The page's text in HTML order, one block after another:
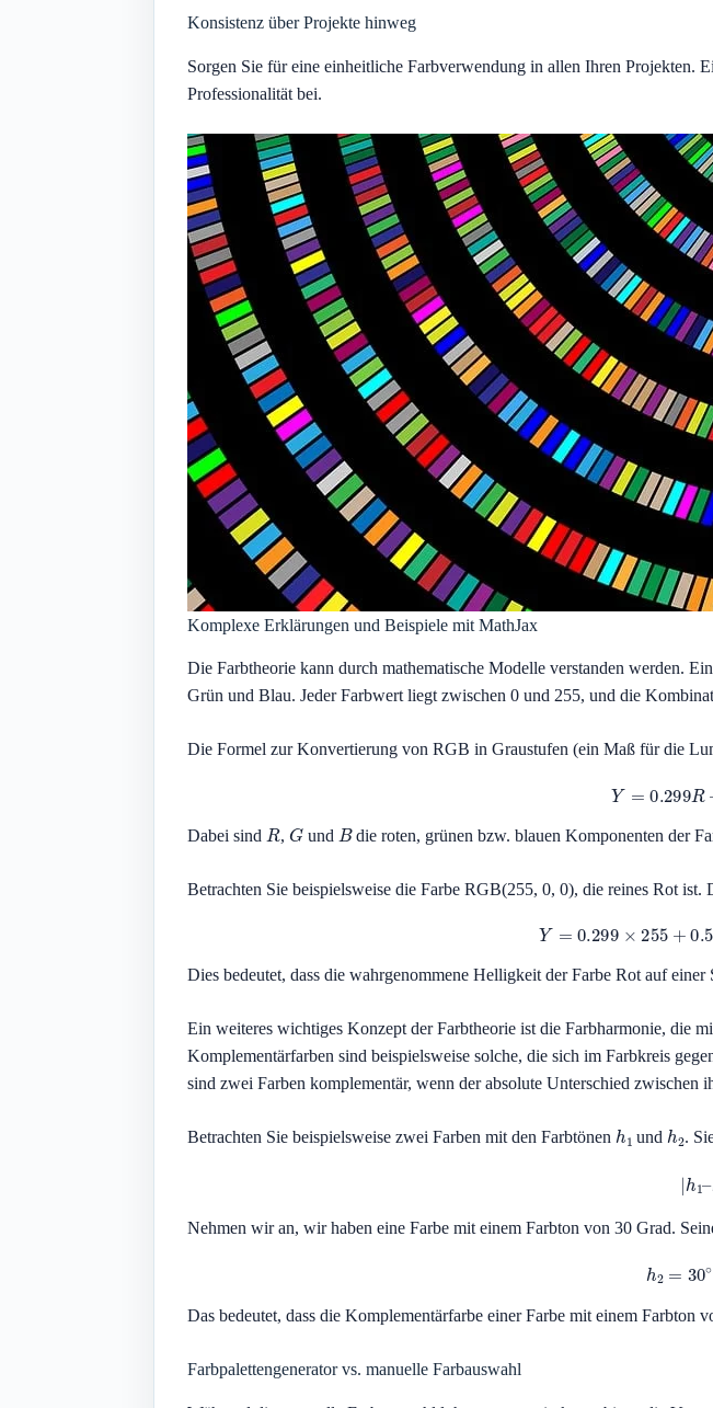
Konsistenz über Projekte hinweg
Sorgen Sie für eine einheitliche Farbverwendung in allen Ihren Projekten.
Professionalität bei.
Komplexe Erklärungen und Beispiele mit MathJax
Die Farbtheorie kann durch mathematische Modelle verstanden werden.
Grün und Blau. Jeder Farbwert liegt zwischen 0 und 255, und die
Die Formel zur Konvertierung von RGB in Graustufen (ein Maß für die
=0.299R
Dabei sind R, Gund Bdie roten, grünen bzw. blauen Komponenten der
Betrachten Sie beispielsweise die Farbe RGB(255, 0, 0), die reines Rot ist.
Y =0.299×255 +
Dies bedeutet, dass die wahrgenommene Helligkeit der Farbe Rot auf
Ein weiteres wichtiges Konzept der Farbtheorie ist die Farbharmonie, die
Komplementärfarben sind beispielsweise solche, die sich im Farbkreis
sind zwei Farben komplementär, wenn der absolute Unterschied zwischen
Betrachten Sie beispielsweise zwei Farben mit den Farbtönen h und h .
| h
Nehmen wir an, wir haben eine Farbe mit einem Farbton von 30 Grad.
h 30∘
Das bedeutet, dass die Komplementärfarbe einer Farbe mit einem Farbton
Farbpalettengenerator vs. manuelle Farbauswahl